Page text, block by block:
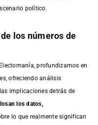
político.
los números de
profundizamos en
ofreciendo análisis
implicaciones detrás de
los datos,
lo que realmente significan